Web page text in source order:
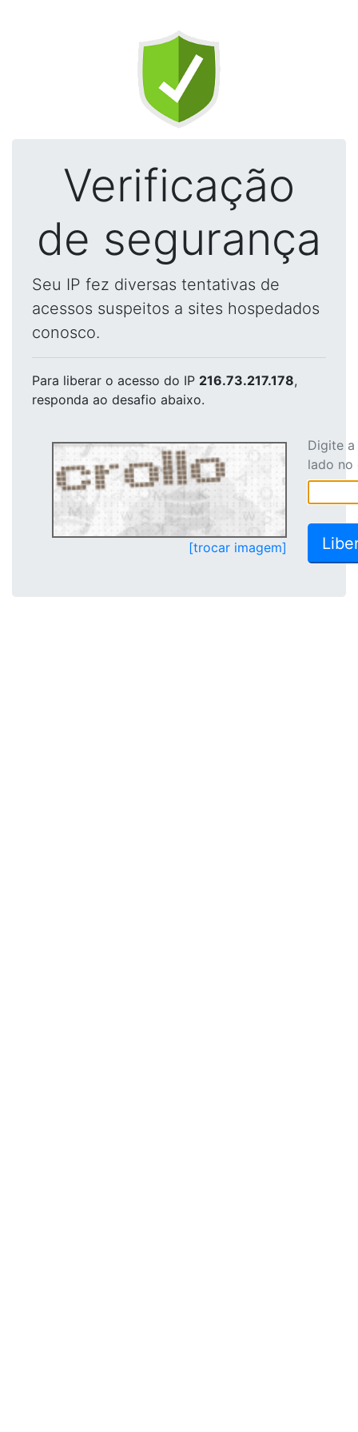
Verificação
de segurança
Seu IP fez diversas tentativas de
acessos suspeitos a sites hospedados
conosco.
Para liberar o acesso do IP 216.73.217.178,
responda ao desafio abaixo.
[trocar imagem]
Digite
lado no